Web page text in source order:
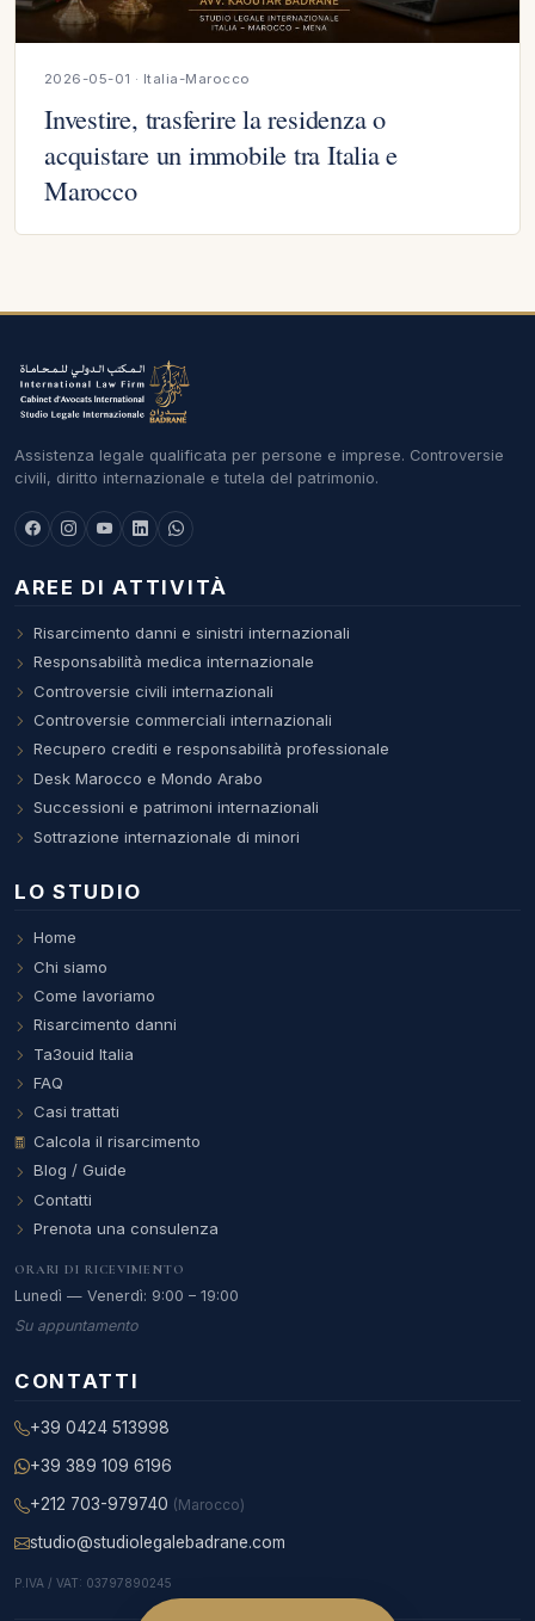
2026-05-01 · Italia-Marocco
Investire, trasferire la residenza o
acquistare un immobile tra Italia e
Marocco
Assistenza legale qualificata per persone e imprese. Controversie
civili, diritto internazionale e tutela del patrimonio.
AREE DI ATTIVITÀ
Risarcimento danni e sinistri internazionali
Responsabilità medica internazionale
Controversie civili internazionali
Controversie commerciali internazionali
Recupero crediti e responsabilità professionale
Desk Marocco e Mondo Arabo
Successioni e patrimoni internazionali
Sottrazione internazionale di minori
LO STUDIO
Home
Chi siamo
Come lavoriamo
Risarcimento danni
Ta3ouid Italia
FAQ
Casi trattati
Calcola il risarcimento
Blog / Guide
Contatti
Prenota una consulenza
ORARI DI RICEVIMENTO
Lunedì — Venerdì: 9:00 – 19:00
Su appuntamento
CONTATTI
+39 0424 513998
+39 389 109 6196
+212 703-979740 (Marocco)
studio@studiolegalebadrane.com
P.IVA / VAT: 03797890245